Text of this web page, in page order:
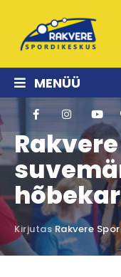
MENÜÜ
KirjutasRakvere